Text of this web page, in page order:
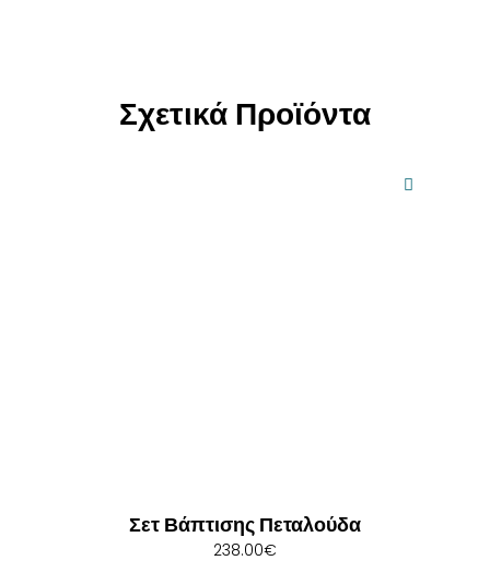
Σχετικά Προϊόντα
Σετ Βάπτισης Πεταλούδα
238.00€